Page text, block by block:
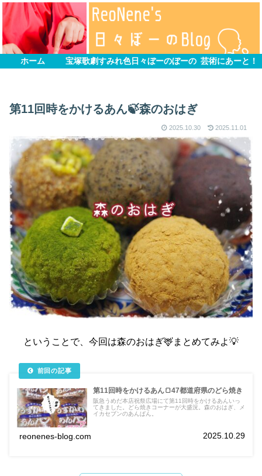
ホーム 宝塚歌劇すみれ色日々ぼーのぼーの 芸術にあーと！
第11回時をかけるあん🍃森のおはぎ
2025.10.30 2025.11.01
ということで、今回は森のおはぎ🦌まとめてみよ💡
第11回時をかけるあん🍞47都道府県のどら焼き
阪急うめだ本店祝祭広場にて第11回時をかけるあんいっ
てきました。どら焼きコーナーが大盛況。森のおはぎ、メ
イカセブンのあんぱん。
reonenes-blog.com 2025.10.29